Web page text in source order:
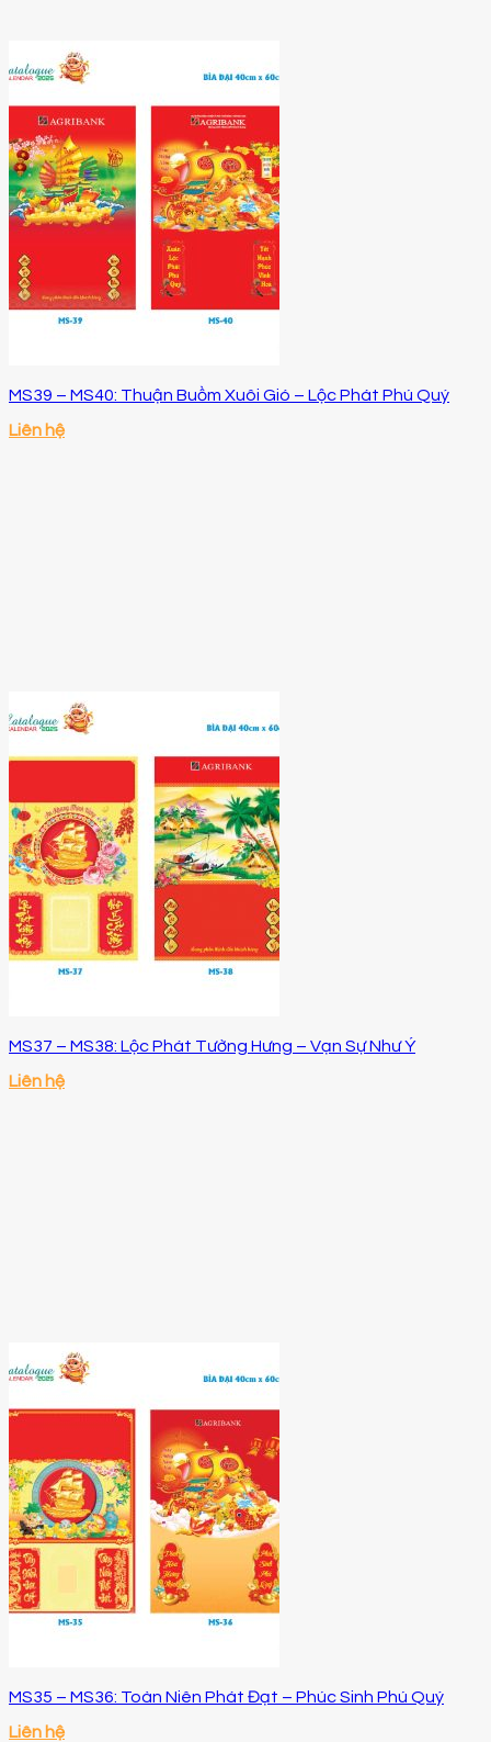
MS39 – MS40: Thuận Buồm Xuôi Gió – Lộc Phát Phú Quý
Liên hệ
MS37 – MS38: Lộc Phát Tường Hưng – Vạn Sự Như Ý
Liên hệ
MS35 – MS36: Toàn Niên Phát Đạt – Phúc Sinh Phú Quý
Liên hệ